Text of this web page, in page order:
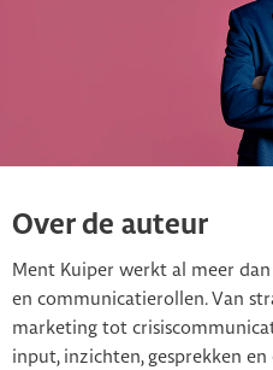
Over de auteur
Ment Kuiper werkt al meer
en communicatierollen. Van
marketing tot
input, inzichten, gesprekken